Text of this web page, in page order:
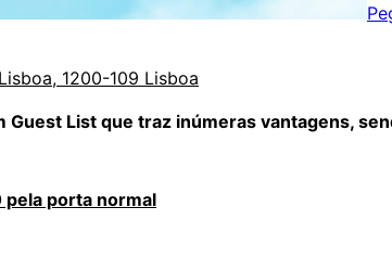
1200-109 Lisboa
Guest List que traz inúmeras vantagens,
pela porta normal